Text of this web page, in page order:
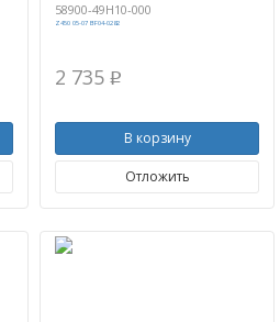
58900-49H10-000
2 735 p
В корзину
Отложить